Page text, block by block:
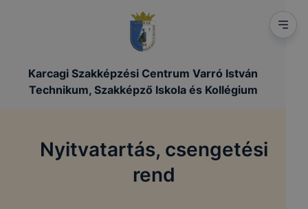
Karcagi Szakképzési Centrum Varró István
Technikum, Szakképző Iskola és Kollégium
Nyitvatartás, csengetési
rend